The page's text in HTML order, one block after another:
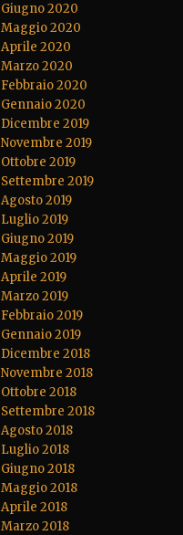
Giugno 2020
Maggio 2020
Aprile 2020
Marzo 2020
Febbraio 2020
Gennaio 2020
Dicembre 2019
Novembre 2019
Ottobre 2019
Settembre 2019
Agosto 2019
Luglio 2019
Giugno 2019
Maggio 2019
Aprile 2019
Marzo 2019
Febbraio 2019
Gennaio 2019
Dicembre 2018
Novembre 2018
Ottobre 2018
Settembre 2018
Agosto 2018
Luglio 2018
Giugno 2018
Maggio 2018
Aprile 2018
Marzo 2018